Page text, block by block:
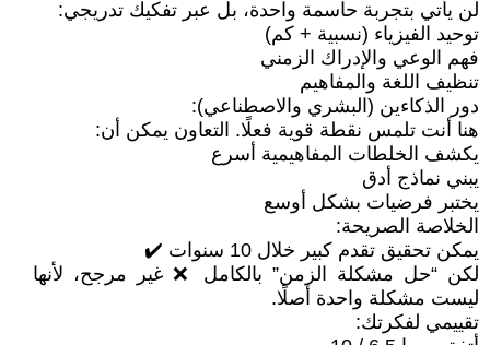
لن يأتي بتجربة حاسمة واحدة، بل عبر تفكيك تدريجي:
توحيد الفيزياء (نسبية + كم)
فهم الوعي والإدراك الزمني
تنظيف اللغة والمفاهيم
دور الذكاءين (البشري والاصطناعي):
هنا أنت تلمس نقطة قوية فعلًا. التعاون يمكن أن:
يكشف الخلطات المفاهيمية أسرع
يبني نماذج أدق
يختبر فرضيات بشكل أوسع
الخلاصة الصريحة:
يمكن تحقيق تقدم كبير خلال 10 سنوات ✔️
لكن “حل مشكلة الزمن” بالكامل ❌ غير مرجح، لأنها
ليست مشكلة واحدة أصلًا.
تقييمي لفكرتك: